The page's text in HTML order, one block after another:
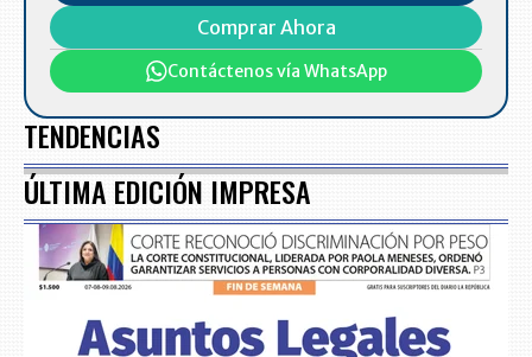
Comprar Ahora
Contáctenos vía WhatsApp
TENDENCIAS
ÚLTIMA EDICIÓN IMPRESA